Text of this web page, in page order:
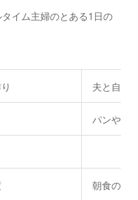
イム主婦のとある1日の
夫と自分
パンやシ
朝食の後